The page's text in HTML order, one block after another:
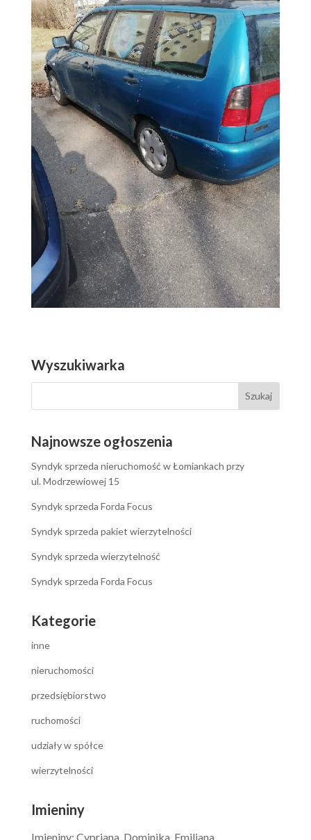
Wyszukiwarka
Najnowsze ogłoszenia
Syndyk sprzeda nieruchomość w Łomiankach przy
ul. Modrzewiowej 15
Syndyk sprzeda Forda Focus
Syndyk sprzeda pakiet wierzytelności
Syndyk sprzeda wierzytelność
Syndyk sprzeda Forda Focus
Kategorie
inne
nieruchomości
przedsiębiorstwo
ruchomości
udziały w spółce
wierzytelności
Imieniny
Imieniny: Cypriana Dominika Emiliana